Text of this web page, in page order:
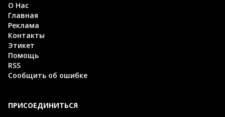
О Нас
Главная
Реклама
Контакты
Этикет
Помощь
RSS
Сообщить об ошибке
ПРИСОЕДИНИТЬСЯ